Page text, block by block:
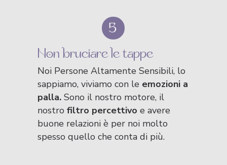
Non bruciare le tappe
Noi Persone Altamente Sensibili, lo
sappiamo, viviamo con le emozioni a
palla. Sono il nostro motore, il
nostro filtro percettivo e avere
buone relazioni è per noi molto
spesso quello che conta di più.
5